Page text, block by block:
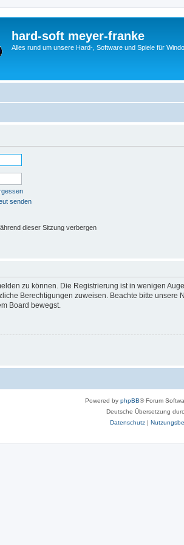
hard-soft meyer-franke
Alles rund um unsere Hard-, Software und Spiele für
senden
dieser Sitzung verbergen
zu können. Die Registrierung ist in wenigen
Berechtigungen zuweisen. Beachte bitte
Board bewegst.
Powered by phpBB® Forum
Deutsche Übersetzung
Datenschutz|